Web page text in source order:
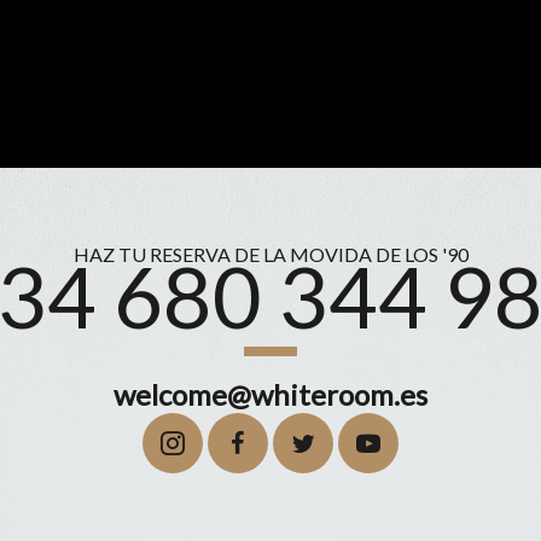
HAZ TU RESERVA DE LA MOVIDA DE LOS '90
680 344
welcome@whiteroom.es